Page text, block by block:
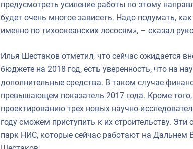
предусмотреть усиление работы по этому
будет очень многое зависеть. Надо подумать,
именно по тихоокеанских лососям», – сказал
Илья Шестаков отметил, что сейчас ожидается
бюджете на 2018 год, есть уверенность, что на
дополнительные средства. В таком случае
превышающем показатель 2017 года. Кроме
проектированию трех новых научно-
году сможем приступить к их строительству.
парк НИС, которые сейчас работают на Дальнем